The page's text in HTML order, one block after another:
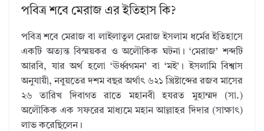
পবিত্র শবে মেরাজ এর ইতিহাস কি?
পবিত্র শবে মেরাজ বা লাইলাতুল মেরাজ ইসলাম ধর্মের ইতিহাসে
একটি অত্যন্ত বিস্ময়কর ও অলৌকিক ঘটনা। ‘মেরাজ’ শব্দটি
আরবি, যার অর্থ হলো ‘ঊর্ধ্বগমন’ বা ‘মই’। ইসলামি বিশ্বাস
অনুযায়ী, নবুয়তের দশম বছর অর্থাৎ ৬২১ খ্রিষ্টাব্দের রজব মাসের
২৬ তারিখ দিবাগত রাতে মহানবী হযরত মুহাম্মদ (সা.)
অলৌকিক এক সফরের মাধ্যমে মহান আল্লাহর দিদার (সাক্ষাৎ)
লাভ করেছিলেন।